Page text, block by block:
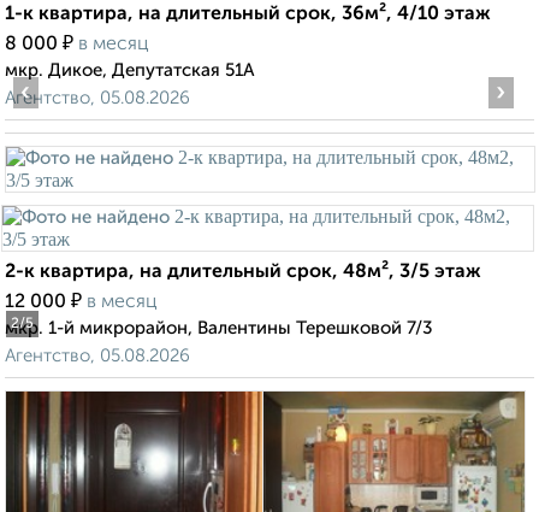
1-к квартира, на длительный срок, 36м², 4/10 этаж
8 000 ₽ в месяц
мкр. Дикое, Депутатская 51А
Агентство, 05.08.2026
2/5
‹ ›
2-к квартира, на длительный срок, 48м², 3/5 этаж
12 000 ₽ в месяц
мкр. 1-й микрорайон, Валентины Терешковой 7/3
Агентство, 05.08.2026